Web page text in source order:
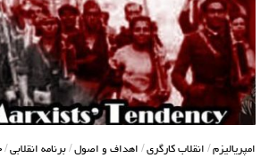
حزب پیشتاز
برنامه انقلابی
انقلاب کارگری
سوسیالیسم
امپریالیسم
امپریالیزم / انقلاب کارگری / اهداف و اصول / برنامه انقلابی /